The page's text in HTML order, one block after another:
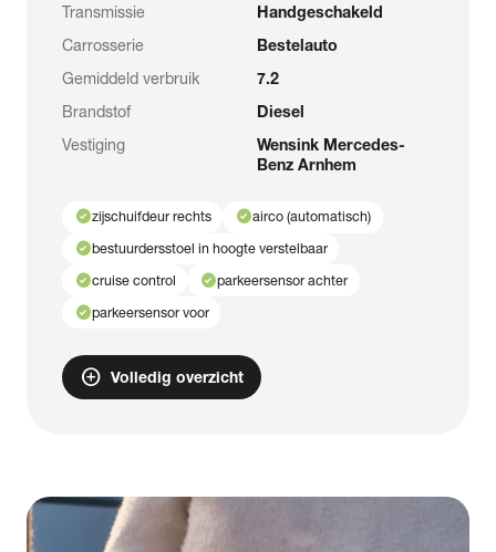
Transmissie
Handgeschakeld
Carrosserie
Bestelauto
Gemiddeld verbruik
7.2
Brandstof
Diesel
Vestiging
Wensink Mercedes-
Benz Arnhem
check_circlezijschuifdeur rechts check_circleairco (automatisch)
check_circlebestuurdersstoel in hoogte verstelbaar
check_circlecruise control check_circleparkeersensor achter
check_circleparkeersensor voor
add_circle Volledig overzicht